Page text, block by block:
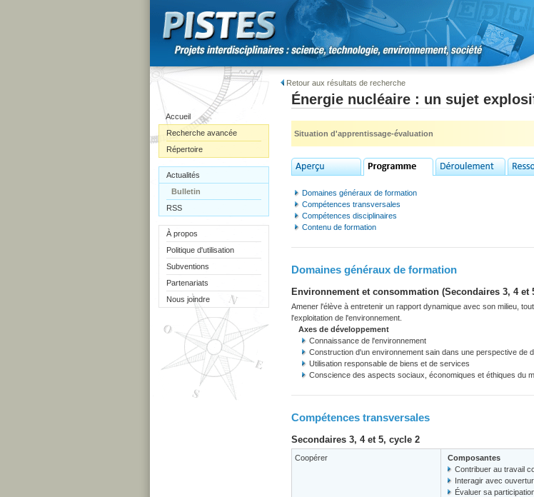
Accueil
Recherche avancée
Répertoire
Actualités
Bulletin
RSS
À propos
Politique d'utilisation
Subventions
Partenariats
Nous joindre
Retour aux résultats de recherche
Énergie nucléaire : un sujet
Situation d'apprentissage-évaluation
Domaines généraux de formation
Compétences transversales
Compétences disciplinaires
Contenu de formation
Domaines généraux de formation
Environnement et consommation (Secondaires 3, 4 et
Amener l'élève à entretenir un rapport dynamique avec son milieu,
l'exploitation de l'environnement.
Axes de développement
Connaissance de l'environnement
Construction d'un environnement sain dans une perspective de
Utilisation responsable de biens et de services
Conscience des aspects sociaux, économiques et éthiques du
Compétences transversales
Secondaires 3, 4 et 5, cycle 2
Coopérer
Composantes
Contribuer au travail
Interagir avec
Évaluer sa